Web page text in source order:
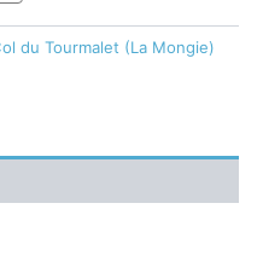
du Tourmalet (La Mongie)